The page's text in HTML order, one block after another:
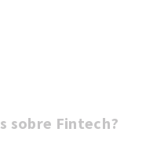
sobre Fintech?